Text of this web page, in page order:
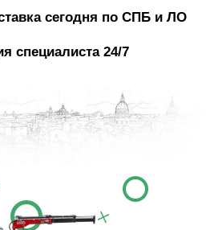
сегодня по СПБ и ЛО
специалиста 24/7